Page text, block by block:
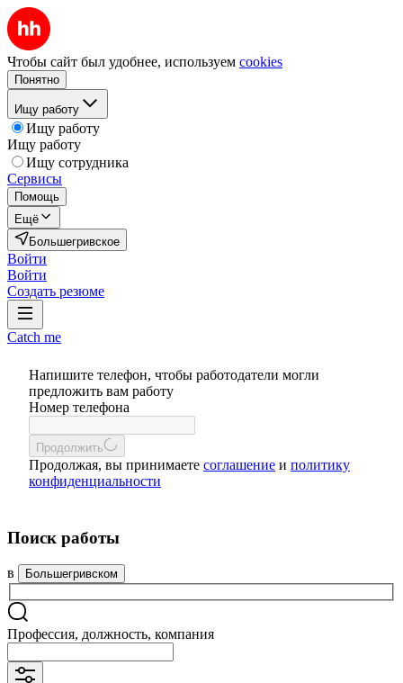
Чтобы сайт был удобнее, используем cookies
Понятно
Ищу работу
Ищу работу
Ищу работу
Ищу сотрудника
Сервисы
Помощь
Ещё
Большегривское
Войти
Войти
Создать резюме
Catch me
Напишите телефон, чтобы работодатели могли
предложить вам работу
Номер телефона
Продолжить
Продолжая, вы принимаете соглашение и политику
конфиденциальности
Поиск работы
в Большегривском
Профессия, должность, компания